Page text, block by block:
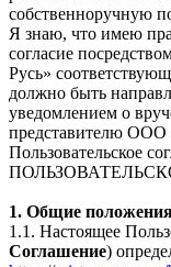
собственноручную
Я знаю, что имею
согласие
Русь»
должно быть
уведомлением о
представителю ООО
Пользовательское
1. Общие
1.1. Настоящее
Соглашение)